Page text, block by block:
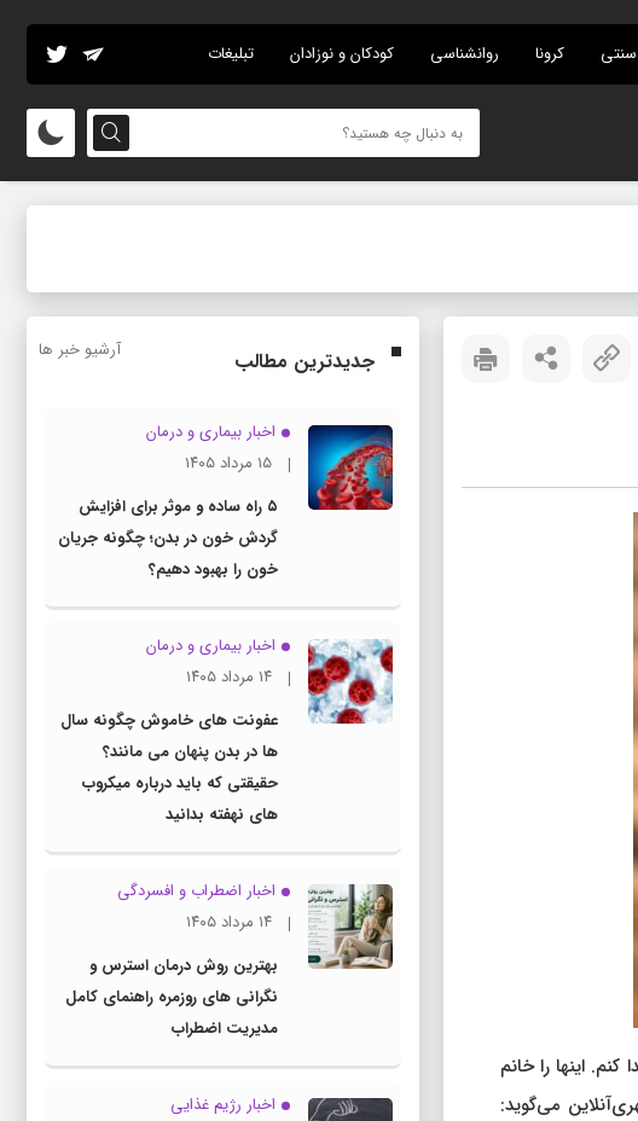
کرونا روانشناسی کودکان و نوزادان تبلیغات
یکساله‌ام پیدا کنم. اینها را خانم
می‌گوید:
جدیدترین مطالب آرشیو خبر ها
اخبار بیماری و درمان
۱۵ مرداد ۱۴۰۵
۵ راه ساده و موثر برای افزایش
گردش خون در بدن؛ چگونه جریان
خون را بهبود دهیم؟
اخبار بیماری و درمان
۱۴ مرداد ۱۴۰۵
عفونت های خاموش چگونه سال
ها در بدن پنهان می مانند؟
حقیقتی که باید درباره میکروب
های نهفته بدانید
اخبار اضطراب و افسردگی
۱۴ مرداد ۱۴۰۵
بهترین روش درمان استرس و
نگرانی های روزمره راهنمای کامل
مدیریت اضطراب
اخبار رژیم غذایی